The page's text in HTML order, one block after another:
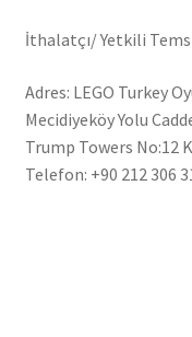
İthalatçı/ Yetkili
Adres: LEGO Turkey
Mecidiyeköy Yolu
Trump Towers No:12
Telefon: +90 212 306